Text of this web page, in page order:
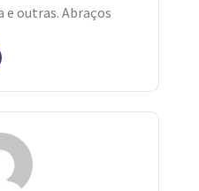
e outras. Abraços